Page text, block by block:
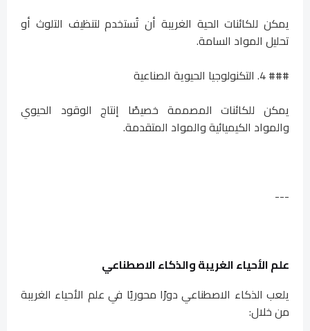
يمكن للكائنات الحية الغريبة أن تُستخدم لتنظيف التلوث أو
تحليل المواد السامة.
### 4. التكنولوجيا الحيوية الصناعية
يمكن للكائنات المصممة خصيصًا إنتاج الوقود الحيوي
والمواد الكيميائية والمواد المتقدمة.
---
علم الأحياء الغريبة والذكاء الاصطناعي
يلعب الذكاء الاصطناعي دورًا محوريًا في علم الأحياء الغريبة
من خلال: